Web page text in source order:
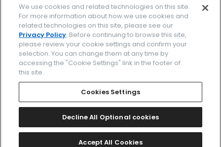
facebookinstagramtwitter
企業情報 ご利用規約
プライバシーポリシー Cookies Settings
Amazon PayはAmazon.com, Inc.またはその関連会社の商標です。
2026 CITIZEN WATCH CO., LTD.
We use cookies and related technologies on this site.
For more information about how we use cookies and
related technologies on this site, please see our
Privacy Policy. Before continuing to browse this site,
please review your cookie settings and confirm your
selection. You can change them at any time by
accessing the "Cookie Settings" link in the footer of
this site.
Cookies Settings
Decline All Optional cookies
Accept All Cookies